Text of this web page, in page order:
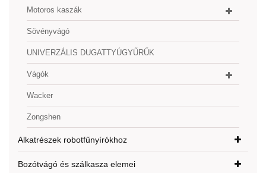
Motoros kaszák
Sövényvágó
UNIVERZÁLIS DUGATTYÚGYŰRŰK
Vágók
Wacker
Zongshen
Alkatrészek robotfűnyírókhoz
Bozótvágó és szálkasza elemei